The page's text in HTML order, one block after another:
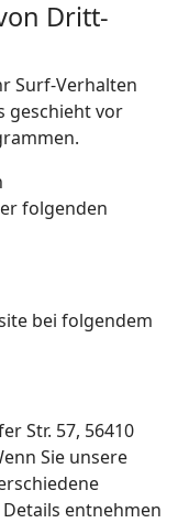
Dritt­
Surf-Verhalten
geschieht vor
folgenden
bei folgendem
Str. 57, 56410
Sie unsere
entnehmen